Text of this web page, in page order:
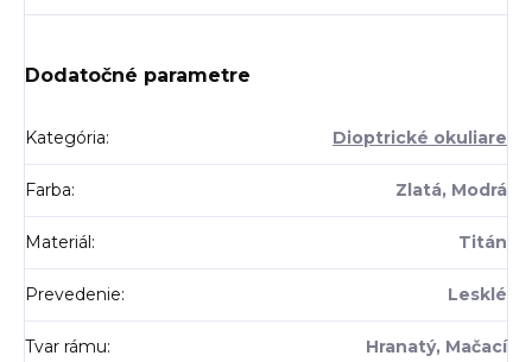
Dodatočné parametre
Kategória: Dioptrické okuliare
Farba: Zlatá, Modrá
Materiál: Titán
Prevedenie: Lesklé
Tvar rámu: Hranatý, Mačací